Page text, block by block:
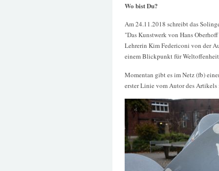
Wo bist Du?
Am 24.11.2018 schreibt das
"Das Kunstwerk von Hans
Lehrerin Kim Federiconi von der
einem Blickpunkt für
Momentan gibt es im Netz (fb)
erster Linie vom Autor des